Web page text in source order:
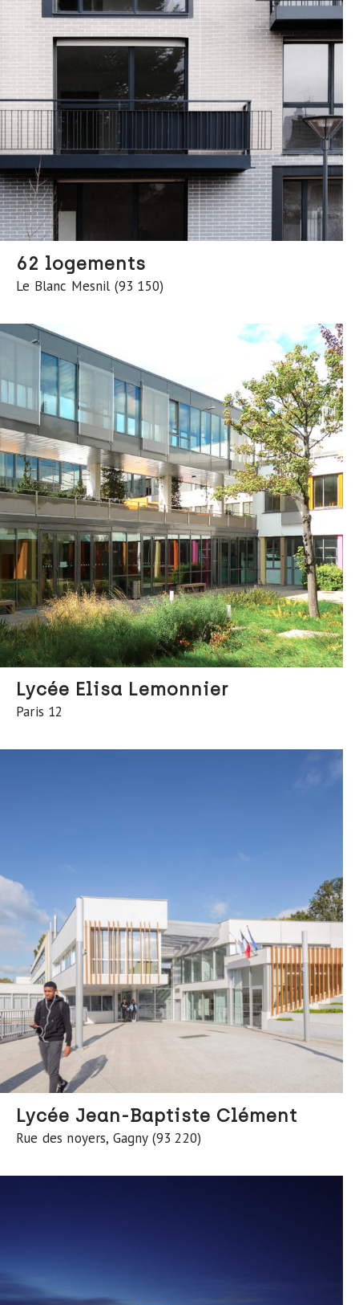
62 logements
Le Blanc Mesnil (93 150)
Lycée Elisa Lemonnier
Paris 12
Lycée Jean-Baptiste Clément
Rue des noyers, Gagny (93 220)